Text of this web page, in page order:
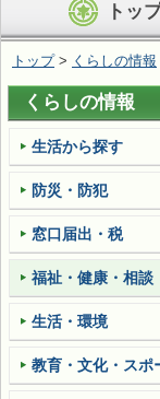
ン
を
ば
す
トッ
トップ> くらしの情報
くらしの情報
生活から探す
防災・防犯
窓口届出・税
福祉・健康・相談
生活・環境
教育・文化・スポ